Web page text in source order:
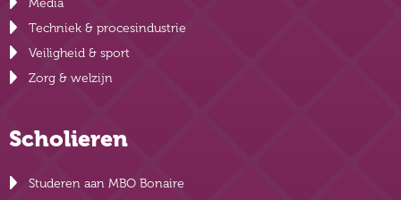
Media
Techniek & procesindustrie
Veiligheid & sport
Zorg & welzijn
Scholieren
Studeren aan MBO Bonaire